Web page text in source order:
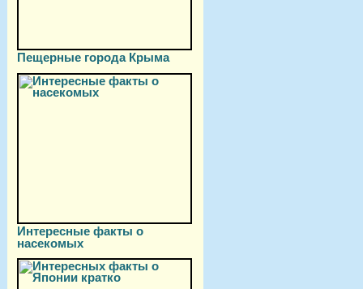
Пещерные города Крыма
Интересные факты о
насекомых